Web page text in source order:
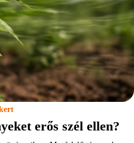
erős szél ellen?